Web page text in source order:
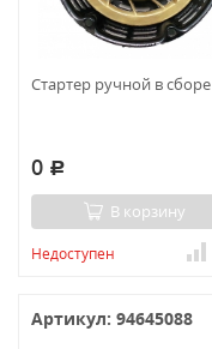
Стартер ручной в сборе
0 Р
В корзину
Недоступен
Артикул: 94645088